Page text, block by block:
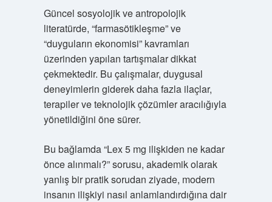
Güncel sosyolojik ve antropolojik
literatürde, “farmasötikleşme” ve
“duyguların ekonomisi” kavramları
üzerinden yapılan tartışmalar dikkat
çekmektedir. Bu çalışmalar, duygusal
deneyimlerin giderek daha fazla ilaçlar,
terapiler ve teknolojik çözümler aracılığıyla
yönetildiğini öne sürer.
Bu bağlamda “Lex 5 mg ilişkiden ne kadar
önce alınmalı?” sorusu, akademik olarak
yanlış bir pratik sorudan ziyade, modern
insanın ilişkiyi nasıl anlamlandırdığına dair